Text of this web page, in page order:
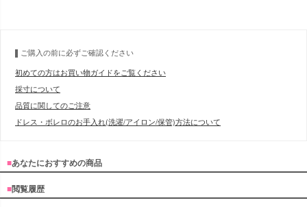
ご購入の前に必ずご確認ください
初めての方はお買い物ガイドをご覧ください
採寸について
品質に関してのご注意
ドレス・ボレロのお手入れ(洗濯/アイロン/保管)方法について
■あなたにおすすめの商品
■閲覧履歴